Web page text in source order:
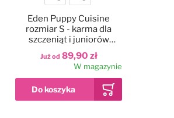
Waga
Już od 89,90 zł
Eden Puppy Cuisine
rozmiar S - karma dla
szczeniąt i juniorów
małych ras, łosoś, drób,
ryby
W magazynie